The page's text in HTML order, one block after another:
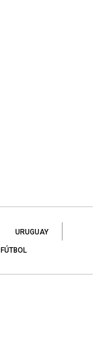
URUGUAY
FÚTBOL